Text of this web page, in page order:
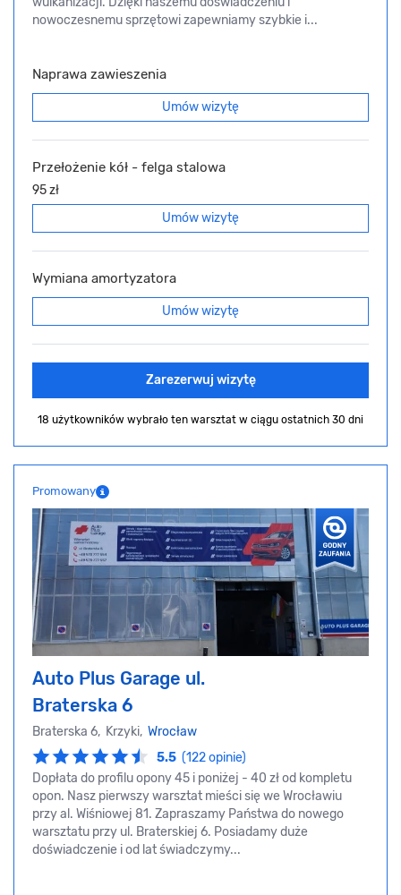
nowoczesnemu sprzętowi zapewniamy szybkie i...
Naprawa zawieszenia
Umów wizytę
Przełożenie kół - felga stalowa
95 zł
Umów wizytę
Wymiana amortyzatora
Umów wizytę
Zarezerwuj wizytę
18 użytkowników wybrało ten warsztat w ciągu ostatnich 30 dni
Promowany
Auto Plus Garage ul.
Braterska 6
Braterska 6, Krzyki, Wrocław
5.5 (122 opinie)
Dopłata do profilu opony 45 i poniżej - 40 zł od kompletu
opon. Nasz pierwszy warsztat mieści się we Wrocławiu
przy al. Wiśniowej 81. Zapraszamy Państwa do nowego
warsztatu przy ul. Braterskiej 6. Posiadamy duże
doświadczenie i od lat świadczymy...